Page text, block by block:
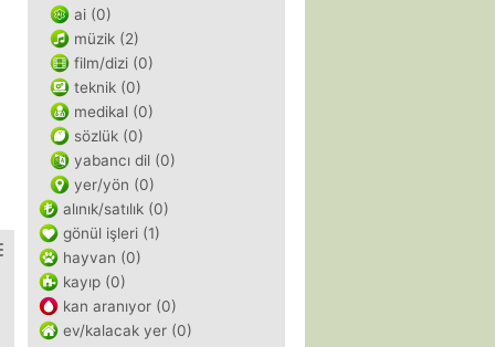
ai (0)
müzik (2)
film/dizi (0)
teknik (0)
medikal (0)
sözlük (0)
yabancı dil (0)
yer/yön (0)
alınık/satılık (0)
gönül işleri (1)
hayvan (0)
kayıp (0)
kan aranıyor (0)
ev/kalacak yer (0)